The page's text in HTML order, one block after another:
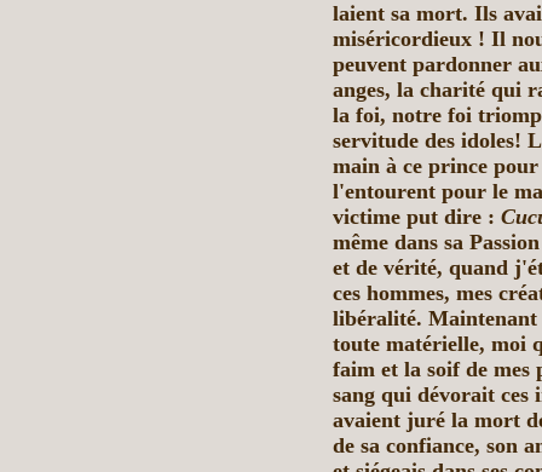
laient sa mort. Ils
miséricordieux ! Il
peuvent pardonner
anges, la charité qui
la foi, notre foi
servitude des idoles!
main à ce prince
l'entourent pour le
victime put dire :
même dans sa
et de vérité, quand
ces hommes, mes
libéralité.
toute matérielle, moi
faim et la soif de mes
sang qui dévorait
avaient juré la mort
de sa confiance, son